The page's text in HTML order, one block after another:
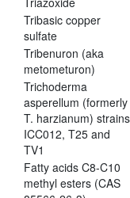
Tribasic copper
sulfate
Tribenuron (aka
metometuron)
Trichoderma
asperellum (formerly
T. harzianum) strains
ICC012, T25 and
TV1
Fatty acids C8-C10
methyl esters (CAS